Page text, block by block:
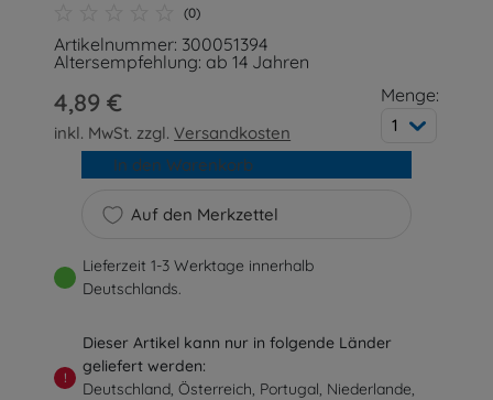
(0)
Artikelnummer: 300051394
Altersempfehlung: ab 14 Jahren
4,89 €
inkl. MwSt. zzgl.Versandkosten
Menge:
1
Auf den Merkzettel
In den Warenkorb
Lieferzeit 1-3 Werktage innerhalb
Deutschlands.
!
Dieser Artikel kann nur in folgende Länder
geliefert werden:
Deutschland, Österreich, Portugal, Niederlande,